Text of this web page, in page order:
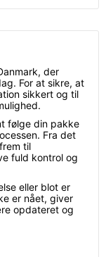
der
For at sikre, at
sikkert og til
følge din pakke
Fra det
til
fuld kontrol og
eller blot er
er nået, giver
opdateret og